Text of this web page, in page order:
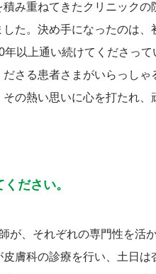
み重ねてきたクリニックの
た。決め手になったのは、
以上通い続けてくださって
さる患者さまがいらっしゃ
の熱い思いに心を打たれ、
ださい。
が、それぞれの専門性を活
膚科の診療を行い、土日は